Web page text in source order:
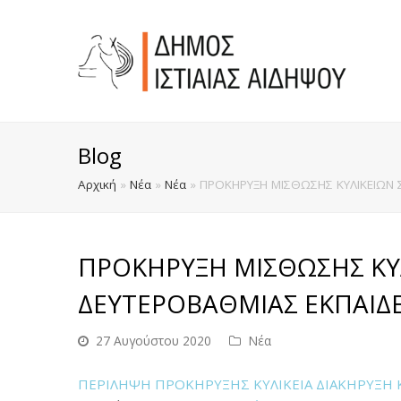
Blog
Αρχική » Νέα » Νέα » ΠΡΟΚΗΡΥΞΗ ΜΙΣΘΩΣΗΣ ΚΥΛΙΚΕΙΩΝ
ΠΡΟΚΗΡΥΞΗ ΜΙΣΘΩΣΗΣ
ΔΕΥΤΕΡΟΒΑΘΜΙΑΣ
27 Αυγούστου 2020 Νέα
ΠΕΡΙΛΗΨΗ ΠΡΟΚΗΡΥΞΗΣ ΚΥΛΙΚΕΙΑ ΔΙΑΚΗΡΥΞΗ